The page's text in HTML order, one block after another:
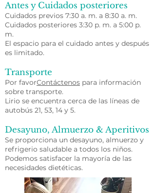
Antes y Cuidados posteriores
Cuidados previos 7:30 a. m. a 8:30 a. m.
Cuidados posteriores 3:30 p. m. a 5:00 p.
m.
El espacio para el cuidado antes y después
es limitado.
Transporte
Por favorContáctenos para información
sobre transporte.
Lirio se encuentra cerca de las líneas de
autobús 21, 53, 14 y 5.
Desayuno, Almuerzo & Aperitivos
Se proporciona un desayuno, almuerzo y
refrigerio saludable a todos los niños.​
Podemos satisfacer la mayoría de las
necesidades dietéticas.